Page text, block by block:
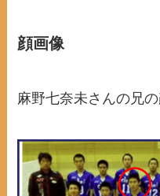
顔画像
麻野七奈未さんの兄